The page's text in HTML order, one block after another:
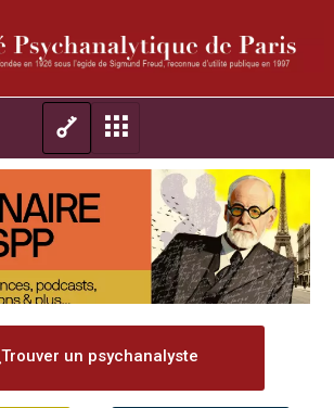
Trouver un psychanalyste